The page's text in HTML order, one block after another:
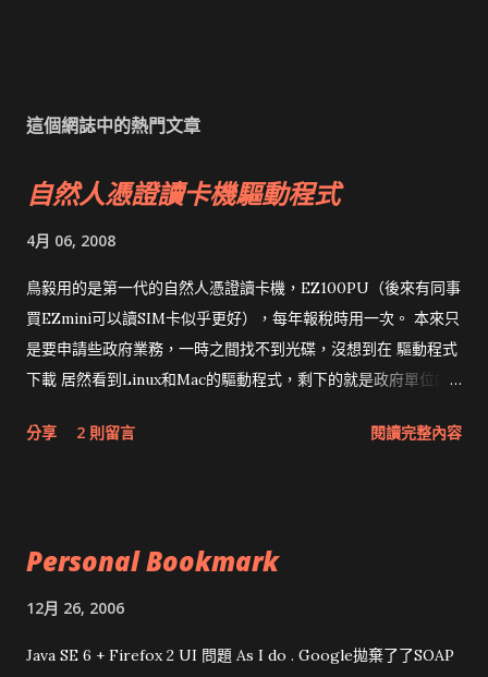
這個網誌中的熱門文章
自然人憑證讀卡機驅動程式
4月 06, 2008
鳥毅用的是第一代的自然人憑證讀卡機，EZ100PU（後來有同事
買EZmini可以讀SIM卡似乎更好），每年報稅時用一次。 本來只
是要申請些政府業務，一時之間找不到光碟，沒想到在 驅動程式
下載 居然看到Linux和Mac的驅動程式，剩下的就是政府單位的
分享 2 則留言 閱讀完整內容
Personal Bookmark
12月 26, 2006
Java SE 6 + Firefox 2 UI 問題 As I do . Google拋棄了了SOAP